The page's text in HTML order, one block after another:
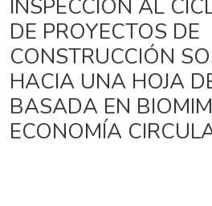
INSPECCIÓN AL
DE PROYECTOS DE
CONSTRUCCIÓN
HACIA UNA HOJA
BASADA EN
ECONOMÍA